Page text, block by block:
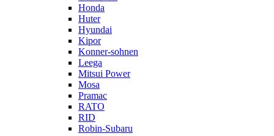
Honda
Huter
Hyundai
Kipor
Konner-sohnen
Leega
Mitsui Power
Mosa
Pramac
RATO
RID
Robin-Subaru